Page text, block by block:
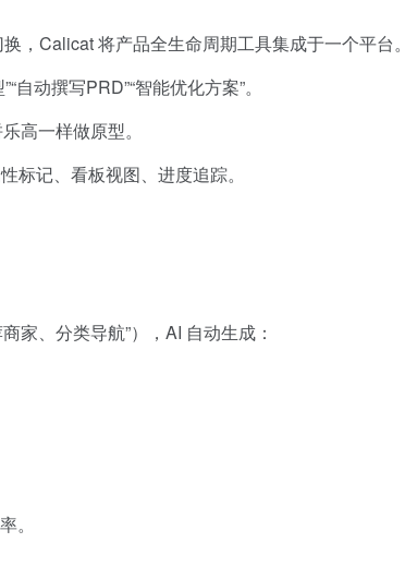
，Calicat 将产品全生命周期工具集成于一个平台。
动撰写PRD”“智能优化方案”。
高一样做原型。
标记、看板视图、进度追踪。
家、分类导航”），AI 自动生成：
。